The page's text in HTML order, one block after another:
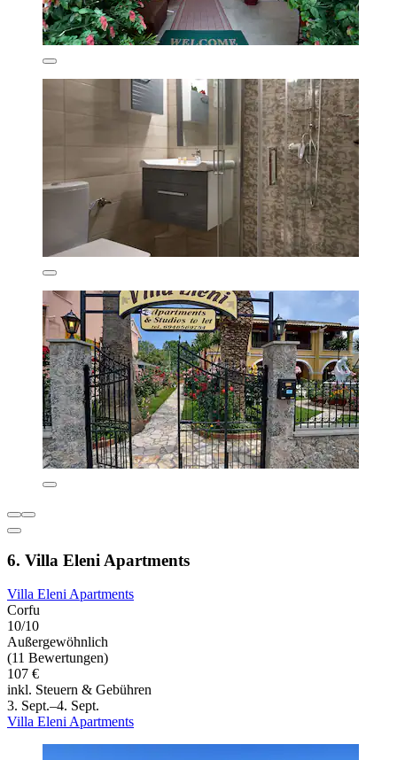
6. Villa Eleni Apartments
Villa Eleni Apartments
Corfu
10/10
Außergewöhnlich
(11 Bewertungen)
107 €
inkl. Steuern & Gebühren
3. Sept.–4. Sept.
Villa Eleni Apartments